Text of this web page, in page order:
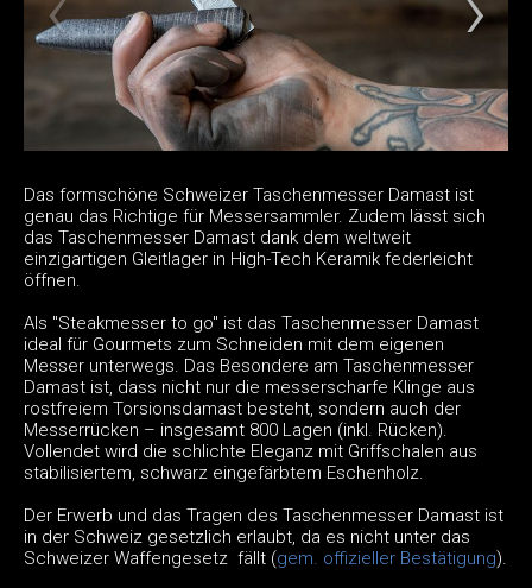
Das formschöne Schweizer Taschenmesser Damast ist
genau das Richtige für Messersammler. Zudem lässt sich
das Taschenmesser Damast dank dem weltweit
einzigartigen Gleitlager in High-Tech Keramik federleicht
öffnen.
Als "Steakmesser to go" ist das Taschenmesser Damast
ideal für Gourmets zum Schneiden mit dem eigenen
Messer unterwegs. Das Besondere am Taschenmesser
Damast ist, dass nicht nur die messerscharfe Klinge aus
rostfreiem Torsionsdamast besteht, sondern auch der
Messerrücken – insgesamt 800 Lagen (inkl. Rücken).
Vollendet wird die schlichte Eleganz mit Griffschalen aus
stabilisiertem, schwarz eingefärbtem Eschenholz.
Der Erwerb und das Tragen des Taschenmesser Damast ist
in der Schweiz gesetzlich erlaubt, da es nicht unter das
Schweizer Waffengesetz fällt (gem. offizieller Bestätigung).